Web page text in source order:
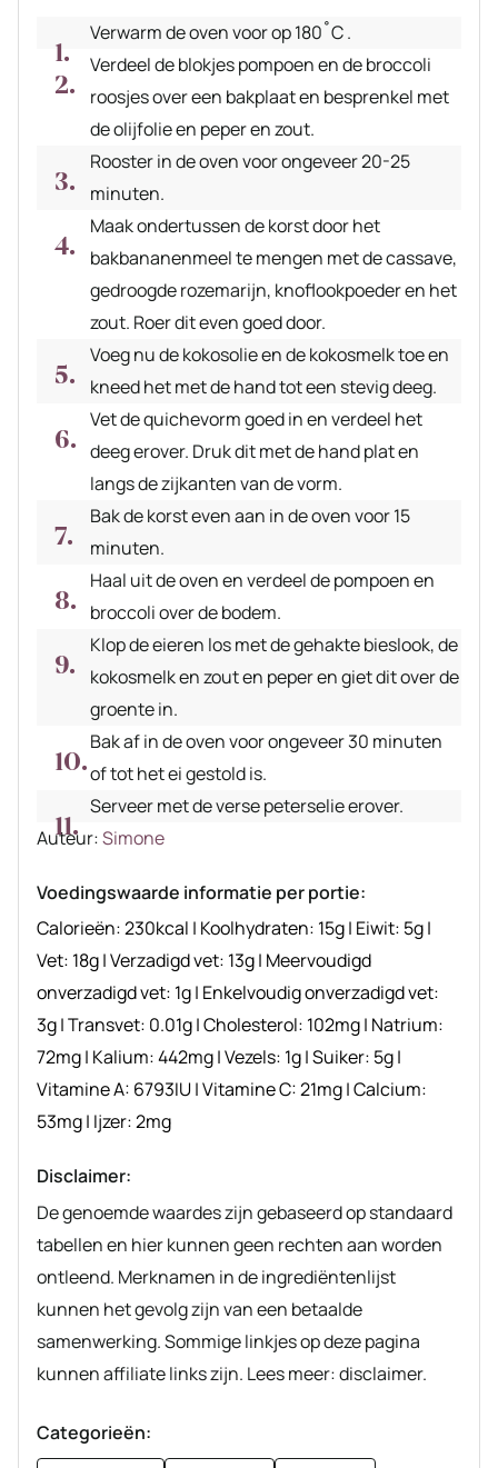
Verwarm de oven voor op 180˚C .
Verdeel de blokjes pompoen en de broccoli
roosjes over een bakplaat en besprenkel met
de olijfolie en peper en zout.
Rooster in de oven voor ongeveer 20-25
minuten.
Maak ondertussen de korst door het
bakbananenmeel te mengen met de cassave,
gedroogde rozemarijn, knoflookpoeder en het
zout. Roer dit even goed door.
Voeg nu de kokosolie en de kokosmelk toe en
kneed het met de hand tot een stevig deeg.
Vet de quichevorm goed in en verdeel het
deeg erover. Druk dit met de hand plat en
langs de zijkanten van de vorm.
Bak de korst even aan in de oven voor 15
minuten.
Haal uit de oven en verdeel de pompoen en
broccoli over de bodem.
Klop de eieren los met de gehakte bieslook, de
kokosmelk en zout en peper en giet dit over de
groente in.
Bak af in de oven voor ongeveer 30 minuten
of tot het ei gestold is.
Serveer met de verse peterselie erover.
Auteur
Auteur:Simone
Voedingswaarde informatie per portie:
Calorieën:230kcal | Koolhydraten: 15g| Eiwit: 5g|
Vet: 18g|Verzadigd vet: 13g| Meervoudigd
onverzadigd vet: 1g| Enkelvoudig onverzadigd vet:
3g|Transvet: 0.01g|Cholesterol: 102mg| Natrium:
72mg| Kalium:442mg|Vezels: 1g|Suiker: 5g|
Vitamine A: 6793IU|Vitamine C:21mg|Calcium:
53mg| Ijzer:2mg
Disclaimer:
De genoemde waardes zijn gebaseerd op standaard
tabellen en hier kunnen geen rechten aan worden
ontleend. Merknamen in de ingrediëntenlijst
kunnen het gevolg zijn van een betaalde
samenwerking. Sommige linkjes op deze pagina
kunnen affiliate links zijn. Lees meer: disclaimer.
Categorieën: